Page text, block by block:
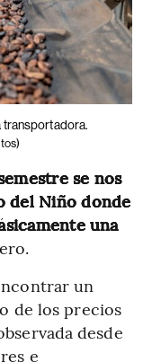
transportadora.
se nos
del Niño donde
una
un
de los precios
desde
e